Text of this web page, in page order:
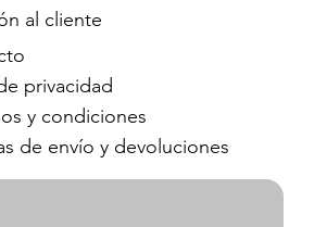
al cliente
privacidad
y condiciones
de envío y devoluciones